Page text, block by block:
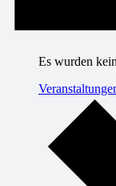
Es wurden